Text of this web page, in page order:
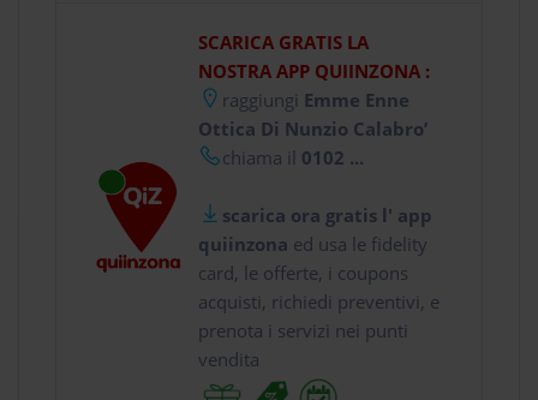
SCARICA GRATIS LA
NOSTRA APP QUIINZONA :
raggiungi Emme Enne
Ottica Di Nunzio Calabro’
chiama il 0102 ...
scarica ora gratis l' app
quiinzona ed usa le fidelity
card, le offerte, i coupons
acquisti, richiedi preventivi, e
prenota i servizi nei punti
vendita